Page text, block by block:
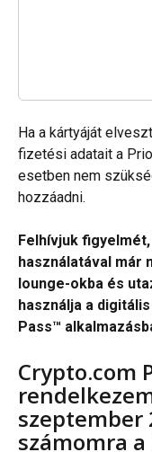
Ha a kártyáját
fizetési adatait a
esetben nem
hozzáadni.
Felhívjuk
használatával már
lounge-okba és
használja a
Pass™
Crypto.com
számomra